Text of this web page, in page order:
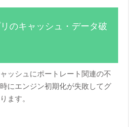
のキャッシュ・データ破
ッシュにポートレート関連の不
にエンジン初期化が失敗してグ
ます。